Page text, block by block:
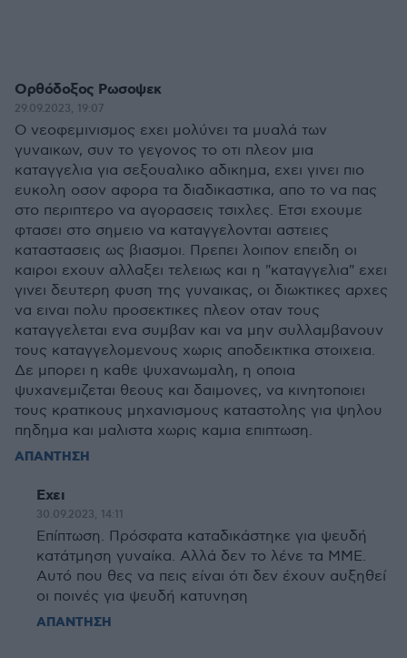
Ορθόδοξος Ρωσοψεκ
29.09.2023, 19:07
Ο νεοφεμινισμος εχει μολύνει τα μυαλά των
γυναικων, συν το γεγονος το οτι πλεον μια
καταγγελια για σεξουαλικο αδικημα, εχει γινει πιο
ευκολη οσον αφορα τα διαδικαστικα, απο το να πας
στο περιπτερο να αγορασεις τσιχλες. Ετσι εχουμε
φτασει στο σημειο να καταγγελονται αστειες
καταστασεις ως βιασμοι. Πρεπει λοιπον επειδη οι
καιροι εχουν αλλαξει τελειως και η "καταγγελια" εχει
γινει δευτερη φυση της γυναικας, οι διωκτικες αρχες
να ειναι πολυ προσεκτικες πλεον οταν τους
καταγγελεται ενα συμβαν και να μην συλλαμβανουν
τους καταγγελομενους χωρις αποδεικτικα στοιχεια.
Δε μπορει η καθε ψυχανωμαλη, η οποια
ψυχανεμιζεται θεους και δαιμονες, να κινητοποιει
τους κρατικους μηχανισμους καταστολης για ψηλου
πηδημα και μαλιστα χωρις καμια επιπτωση.
ΑΠΑΝΤΗΣΗ
Εχει
30.09.2023, 14:11
Επίπτωση. Πρόσφατα καταδικάστηκε για ψευδή
κατάτμηση γυναίκα. Αλλά δεν το λένε τα ΜΜΕ.
Αυτό που θες να πεις είναι ότι δεν έχουν αυξηθεί
οι ποινές για ψευδή κατυνηση
ΑΠΑΝΤΗΣΗ